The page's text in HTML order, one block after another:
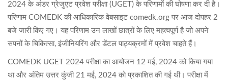
2024 के अंडर ग्रेजुएट प्रवेश परीक्षा (UGET) के परिणामों की घोषणा कर दी है।
परिणाम COMEDK की आधिकारिक वेबसाइट comedk.org पर आज दोपहर 2
बजे जारी किए गए। यह परिणाम उन लाखों छात्रों के लिए महत्वपूर्ण है जो अपने
सपनों के चिकित्सा, इंजीनियरिंग और डेंटल पाठ्यक्रमों में प्रवेश चाहते हैं।
COMEDK UGET 2024 परीक्षा का आयोजन 12 मई, 2024 को किया गया
था और अंतिम उत्तर कुंजी 21 मई, 2024 को प्रकाशित की गई थी। परीक्षा में